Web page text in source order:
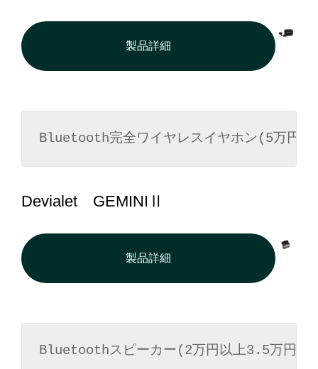
製品詳細
Bluetooth完全ワイヤレスイヤホン(5万円
Devialet GEMINIⅡ
製品詳細
Bluetoothスピーカー(2万円以上3.5万円未